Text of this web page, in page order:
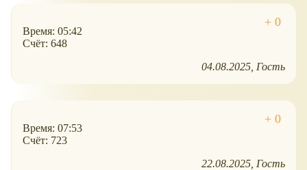
Время: 05:42
Счёт: 648
04.08.2025 Гость
Время: 07:53
Счёт: 723
22.08.2025 Гость